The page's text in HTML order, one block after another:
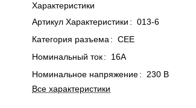
Характеристики
Артикул Характеристики : 013-6
Категория разъема : CEE
Номинальный ток:
16A
Номинальное напряжение:
230 В
Все характеристики